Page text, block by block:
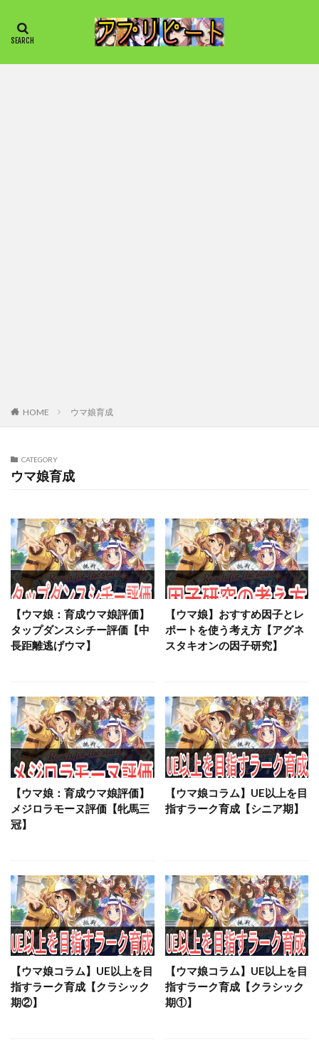
HOME ウマ娘育成
CATEGORY
ウマ娘育成
【ウマ娘：育成ウマ娘評価】
タップダンスシチー評価【中
長距離逃げウマ】
【ウマ娘】おすすめ因子とレ
ポートを使う考え方【アグネ
スタキオンの因子研究】
【ウマ娘：育成ウマ娘評価】
メジロラモーヌ評価【牝馬三
冠】
【ウマ娘コラム】UE以上を目
指すラーク育成【シニア期】
【ウマ娘コラム】UE以上を目
指すラーク育成【クラシック
期②】
【ウマ娘コラム】UE以上を目
指すラーク育成【クラシック
期①】